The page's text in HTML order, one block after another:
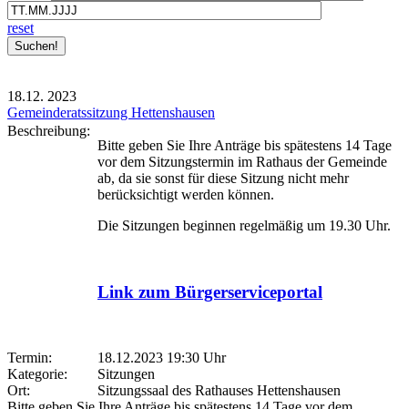
reset
18.12. 2023
Gemeinderatssitzung Hettenshausen
Beschreibung:
Bitte geben Sie Ihre Anträge bis spätestens 14 Tage
vor dem Sitzungstermin im Rathaus der Gemeinde
ab, da sie sonst für diese Sitzung nicht mehr
berücksichtigt werden können.
Die Sitzungen beginnen regelmäßig um 19.30 Uhr.
Link zum Bürgerserviceportal
Termin:
18.12.2023 19:30 Uhr
Kategorie:
Sitzungen
Ort:
Sitzungssaal des Rathauses Hettenshausen